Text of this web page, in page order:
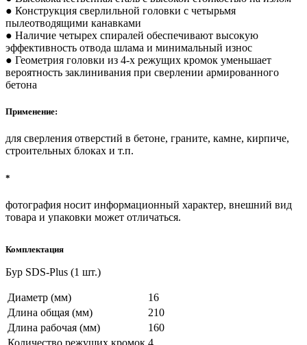
● Конструкция сверлильной головки с четырьмя
пылеотводящими канавками
● Наличие четырех спиралей обеспечивают высокую
эффективность отвода шлама и минимальный износ
● Геометрия головки из 4-х режущих кромок уменьшает
вероятность заклинивания при сверлении армированного
бетона
Применение:
для сверления отверстий в бетоне, граните, камне, кирпиче,
строительных блоках и т.п.
*
фотография носит информационный характер, внешний вид
товара и упаковки может отличаться.
Комплектация
Бур SDS-Plus (1 шт.)
Диаметр (мм)
16
Длина общая (мм)
210
Длина рабочая (мм)
160
Количество режущих кромок 4